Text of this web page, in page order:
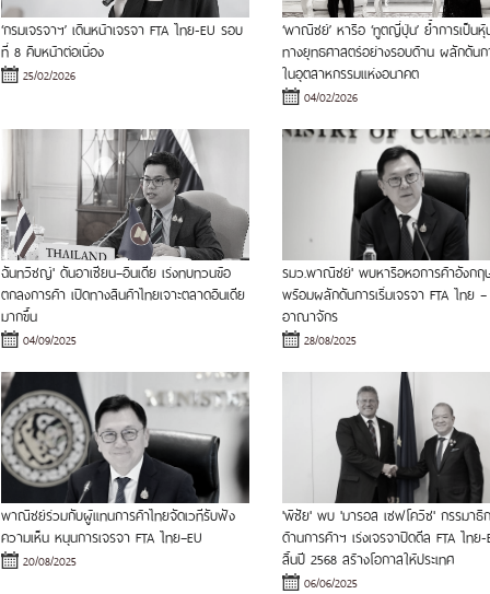
‘กรมเจรจาฯ’ เดินหน้าเจรจา FTA ไทย-EU รอบ
ที่ 8 คืบหน้าต่อเนื่อง
25/02/2026
‘พาณิชย์’ หารือ ‘ทูตญี่ปุ่น’ ย้ำการเป็น
ทางยุทธศาสตร์อย่างรอบด้าน ผลักดัน
ในอุตสาหกรรมแห่งอนาคต
04/02/2026
ฉันทวิชญ์' ดันอาเซียน–อินเดีย เร่งทบทวนข้อ
ตกลงการค้า เปิดทางสินค้าไทยเจาะตลาดอินเดีย
มากขึ้น
04/09/2025
รมว.พาณิชย์' พบหารือหอการค้าอังกฤ
พร้อมผลักดันการเริ่มเจรจา FTA ไทย
อาณาจักร
28/08/2025
พาณิชย์ร่วมกับผู้แทนการค้าไทยจัดเวทีรับฟัง
ความเห็น หนุนการเจรจา FTA ไทย–EU
20/08/2025
'พิชัย' พบ 'มารอส เซฟโควิช' กรรมาธิ
ด้านการค้าฯ เร่งเจรจาปิดดีล FTA ไทย
สิ้นปี 2568 สร้างโอกาสให้ประเทศ
06/06/2025